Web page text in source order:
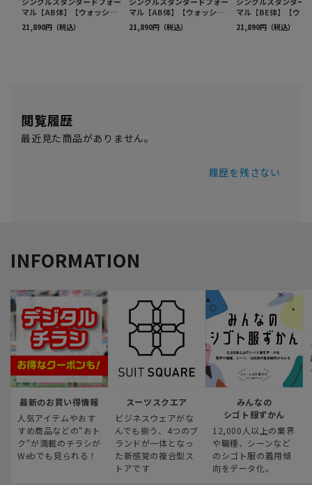
閲覧履歴
最近見た商品がありません。
履歴を残さない
INFORMATION
最新のお買い得情報
人気アイテムやおす
すめ商品などの“おト
ク“が満載のチラシが
Webでも見られる！
スーツスクエア
ビジネスウェアがな
んでも揃う、4つのブ
ランドが一体となっ
た新感覚の複合型ス
トアです
みんなの
シゴト服ずかん
12,000人以上の業界
や職種、シーンなど
のシゴト服の着用傾
向をデータ化。